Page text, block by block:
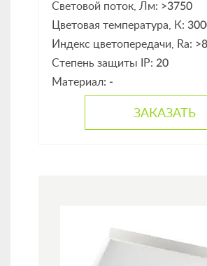
Световой поток, Лм: >3750
Цветовая температура, К:
Индекс цветопередачи, Ra:
Степень защиты IP: 20
Материал: -
ЗАКАЗАТЬ